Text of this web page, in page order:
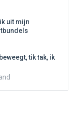
uit mijn
tik tak, ik